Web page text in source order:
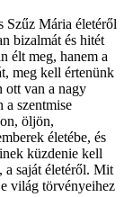
Szűz Mária életéről
bizalmát és hitét
élt meg, hanem a
meg kell értenünk
ott van a nagy
a szentmise
öljön,
életébe, és
küzdenie kell
a saját életéről. Mit
világ törvényeihez